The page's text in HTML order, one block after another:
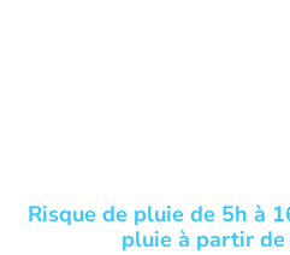
Risque de pluie de 5h à
pluie à partir